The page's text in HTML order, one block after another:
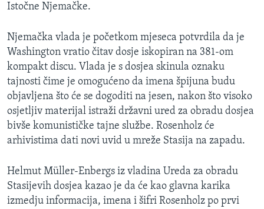
Istočne Njemačke.
Njemačka vlada je početkom mjeseca potvrdila da je
Washington vratio čitav dosje iskopiran na 381-om
kompakt discu. Vlada je s dosjea skinula oznaku
tajnosti čime je omogućeno da imena špijuna budu
objavljena što će se dogoditi na jesen, nakon što visoko
osjetljiv materijal istraži državni ured za obradu dosjea
bivše komunističke tajne službe. Rosenholz će
arhivistima dati novi uvid u mreže Stasija na zapadu.
Helmut Müller-Enbergs iz vladina Ureda za obradu
Stasijevih dosjea kazao je da će kao glavna karika
izmedju informacija, imena i šifri Rosenholz po prvi